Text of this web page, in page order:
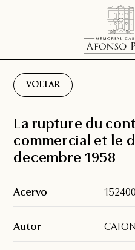
VOLTAR
La rupture du
commercial et le
decembre 1958
Acervo 152400
Autor